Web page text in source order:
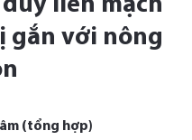
liền mạch
gắn với nông
(tổng hợp)